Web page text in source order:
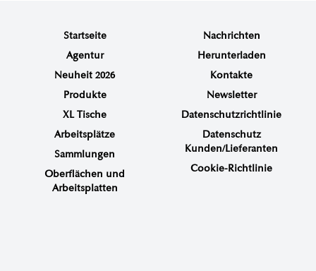
Startseite
Agentur
Neuheit 2026
Produkte
XL Tische
Arbeitsplätze
Sammlungen
Oberflächen und
Arbeitsplatten
Nachrichten
Herunterladen
Kontakte
Newsletter
Datenschutzrichtlinie
Datenschutz
Kunden/Lieferanten
Cookie-Richtlinie